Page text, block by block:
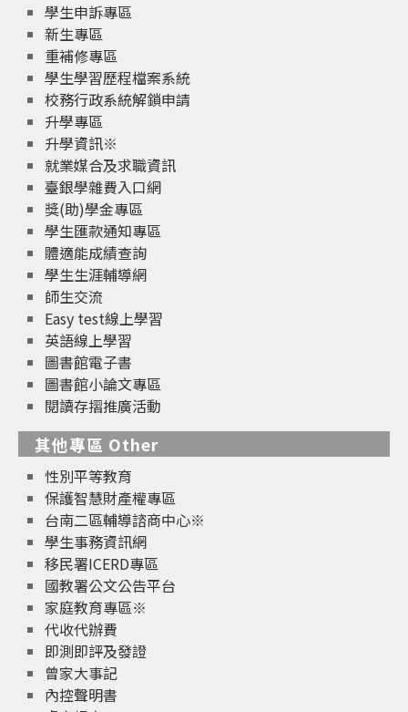
學生申訴專區
新生專區
重補修專區
學生學習歷程檔案系統
校務行政系統解鎖申請
升學專區
升學資訊※
就業媒合及求職資訊
臺銀學雜費入口網
獎(助)學金專區
學生匯款通知專區
體適能成績查詢
學生生涯輔導網
師生交流
Easy test線上學習
英語線上學習
圖書館電子書
圖書館小論文專區
閱讀存摺推廣活動
其他專區 Other
性別平等教育
保護智慧財產權專區
台南二區輔導諮商中心※
學生事務資訊網
移民署ICERD專區
國教署公文公告平台
家庭教育專區※
代收代辦費
即測即評及發證
曾家大事記
內控聲明書